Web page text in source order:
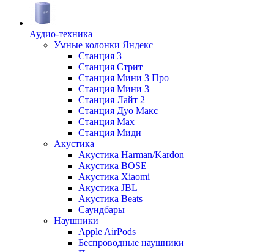
Аудио-техника
Умные колонки Яндекс
Станция 3
Станция Стрит
Станция Мини 3 Про
Станция Мини 3
Станция Лайт 2
Станция Дуо Макс
Станция Max
Станция Миди
Акустика
Акустика Harman/Kardon
Акустика BOSE
Акустика Xiaomi
Акустика JBL
Акустика Beats
Саундбары
Наушники
Apple AirPods
Беспроводные наушники